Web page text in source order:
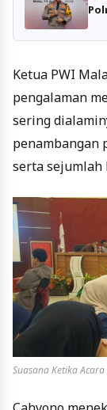
Ketua PWI
pengalaman
sering
penambangan
serta sejumlah
Suasana Ketika